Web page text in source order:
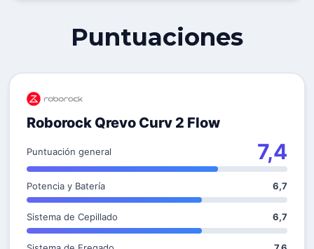
Puntuaciones
Roborock Qrevo Curv 2 Flow
Puntuación general 7,4
Potencia y Batería 6,7
Sistema de Cepillado 6,7